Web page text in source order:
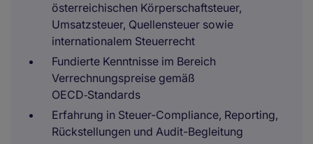
österreichischen Körperschaftsteuer,
Umsatzsteuer, Quellensteuer sowie
internationalem Steuerrecht
Fundierte Kenntnisse im Bereich
Verrechnungspreise gemäß
OECD‑Standards
Erfahrung in Steuer-Compliance, Reporting,
Rückstellungen und Audit-Begleitung